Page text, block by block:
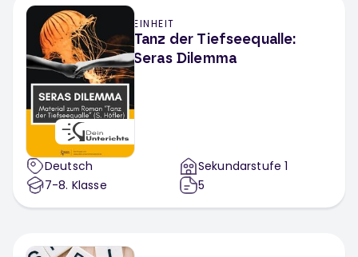
EINHEIT
Tanz der Tiefseequalle:
Seras Dilemma
Deutsch
7-8. Klasse
Sekundarstufe 1
5